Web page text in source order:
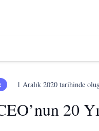
1 Aralık 2020 tarihinde
20